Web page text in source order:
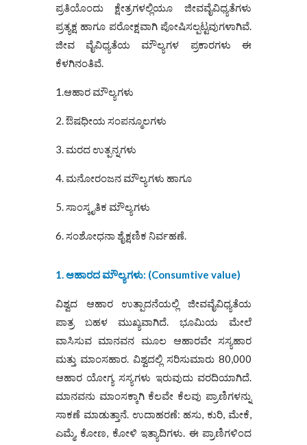
ಪ್ರತಿಯೊಂದು ಕ್ಷೇತ್ರಗಳಲ್ಲಿಯೂ ಜೀವವೈವಿಧ್ಯತೆಗಳು
ಪ್ರತ್ಯಕ್ಷ ಹಾಗೂ ಪರೋಕ್ಷವಾಗಿ ಪೋಷಿಸಲ್ಪಟ್ಟವುಗಳಾಗಿವೆ.
ಜೀವ ವೈವಿಧ್ಯತೆಯ ಮೌಲ್ಯಗಳ ಪ್ರಕಾರಗಳು ಈ
ಕೆಳಗಿನಂತಿವೆ.
1.ಆಹಾರ ಮೌಲ್ಯಗಳು
2. ಔಷಧೀಯ ಸಂಪನ್ಮೂಲಗಳು
3. ಮರದ ಉತ್ಪನ್ನಗಳು
4. ಮನೋರಂಜನ ಮೌಲ್ಯಗಳು ಹಾಗೂ
5. ಸಾಂಸ್ಕೃತಿಕ ಮೌಲ್ಯಗಳು
6. ಸಂಶೋಧನಾ ಶೈಕ್ಷಣಿಕ ನಿರ್ವಹಣೆ.
1. ಆಹಾರದ ಮೌಲ್ಯಗಳು: (Consumtive value)
ವಿಶ್ವದ ಆಹಾರ ಉತ್ಪಾದನೆಯಲ್ಲಿ ಜೀವವೈವಿಧ್ಯತೆಯ
ಪಾತ್ರ ಬಹಳ ಮುಖ್ಯವಾಗಿದೆ. ಭೂಮಿಯ ಮೇಲೆ
ವಾಸಿಸುವ ಮಾನವನ ಮೂಲ ಆಹಾರವೇ ಸಸ್ಯಹಾರ
ಮತ್ತು ಮಾಂಸಹಾರ. ವಿಶ್ವದಲ್ಲಿ ಸರಿಸುಮಾರು 80,000
ಆಹಾರ ಯೋಗ್ಯ ಸಸ್ಯಗಳು ಇರುವುದು ವರದಿಯಾಗಿದೆ.
ಮಾನವನು ಮಾಂಸಕ್ಕಾಗಿ ಕೆಲವೇ ಕೆಲವು ಪ್ರಾಣಿಗಳನ್ನು
ಸಾಕಣೆ ಮಾಡುತ್ತಾನೆ. ಉದಾಹರಣೆ: ಹಸು, ಕುರಿ, ಮೇಕೆ,
ಎಮ್ಮೆ, ಕೋಣ, ಕೋಳಿ ಇತ್ಯಾದಿಗಳು. ಈ ಪ್ರಾಣಿಗಳಿಂದ